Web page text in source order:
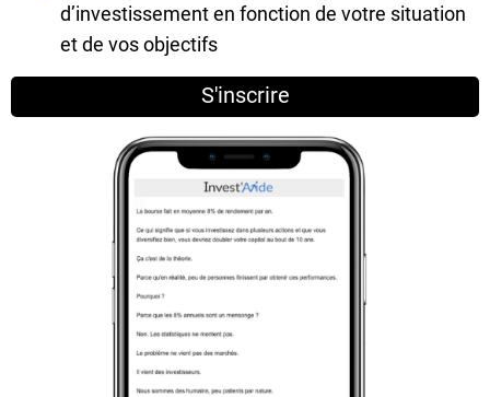
d’investissement en fonction de votre situation
et de vos objectifs
S'inscrire